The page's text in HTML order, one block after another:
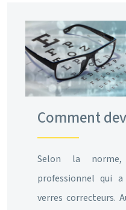
Comment
Selon la
professionnel qui
verres correcteurs.